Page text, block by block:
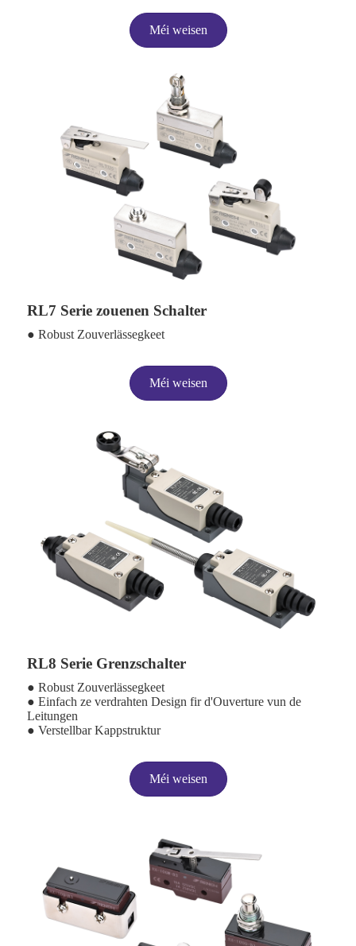
Méi weisen
RL7 Serie zouenen Schalter
● Robust Zouverlässegkeet
Méi weisen
RL8 Serie Grenzschalter
● Robust Zouverlässegkeet
● Einfach ze verdrahten Design fir d'Ouverture vun de
Leitungen
● Verstellbar Kappstruktur
Méi weisen